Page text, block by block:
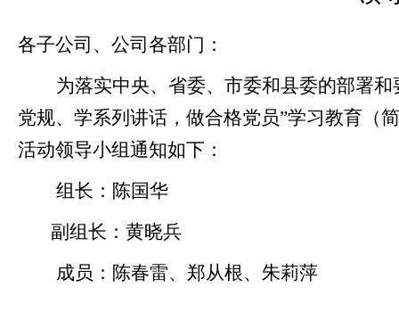
各子公司、公司各部门：
为落实中央、省委、市委和县委的部署
党规、学系列讲话，做合格党员”学习教育（
活动领导小组通知如下：
组长：陈国华
副组长：黄晓兵
成员：陈春雷、郑从根、朱莉萍